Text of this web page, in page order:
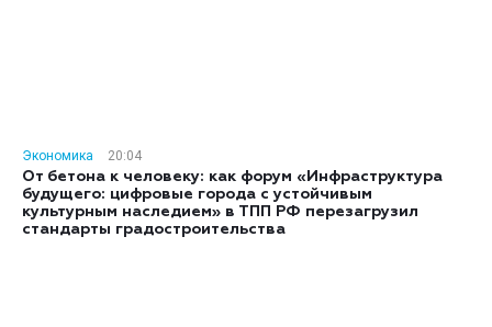
Экономика
20:04
От бетона к человеку: как форум «Инфраструктура
будущего: цифровые города с устойчивым
культурным наследием» в ТПП РФ перезагрузил
стандарты градостроительства